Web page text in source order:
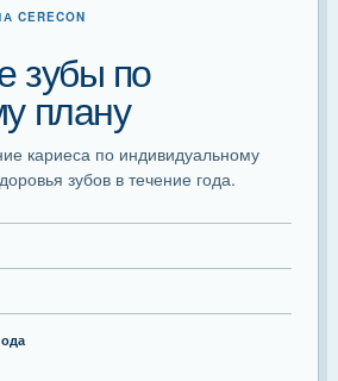
зубы по
плану
кариеса по индивидуальному
зубов в течение года.